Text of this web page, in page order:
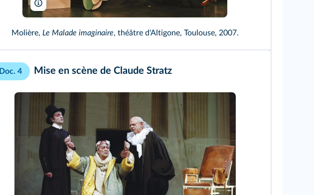
Photolosa/Compagnie de l'Esquisse, B. Arias et J. Jalabert
Molière, Le Malade imaginaire, théâtre d'Altigone, Toulouse, 2007.
Doc. 4 Mise en scène de Claude Stratz